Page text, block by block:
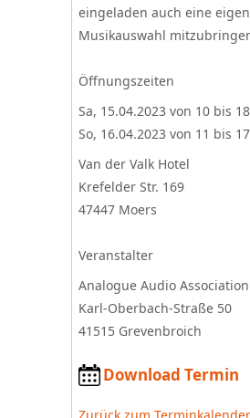
eingeladen auch eine
Musikauswahl
Öffnungszeiten
Sa, 15.04.2023 von 10 bis
So, 16.04.2023 von 11 bis
Van der Valk Hotel
Krefelder Str. 169
47447 Moers
Veranstalter
Analogue Audio Association
Karl-Oberbach-Straße 50
41515 Grevenbroich
Download Termin
Zurück zum Terminkalender